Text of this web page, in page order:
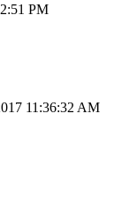
PM
11:36:32 AM